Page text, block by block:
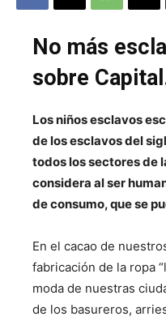
No más
sobre
Los niños esclavos
de los esclavos del
todos los sectores de
considera al ser
de consumo, que se
En el cacao de
fabricación de la ropa
moda de nuestras
de los basureros,